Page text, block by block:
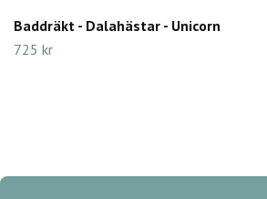
Baddräkt - Dalahästar - Unicorn
725 kr